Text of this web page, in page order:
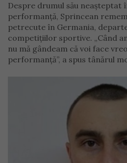
Despre drumul său neașteptat
performanță, Sprincean
petrecute în Germania,
competițiilor sportive. „Când
nu mă gândeam că voi face
performanță”, a spus tânărul